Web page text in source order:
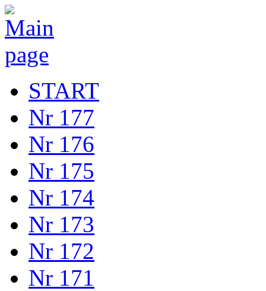
START
Nr 177
Nr 176
Nr 175
Nr 174
Nr 173
Nr 172
Nr 171